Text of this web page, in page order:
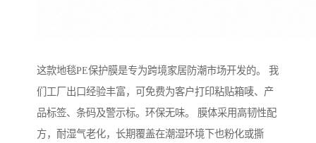
这款地毯PE保护膜是专为跨境家居防潮市场开发的。 我
们工厂出口经验丰富，可免费为客户打印粘贴箱唛、产
品标签、条码及警示标。环保无味。 膜体采用高韧性配
方，耐湿气老化，长期覆盖在潮湿环境下也粉化或撕